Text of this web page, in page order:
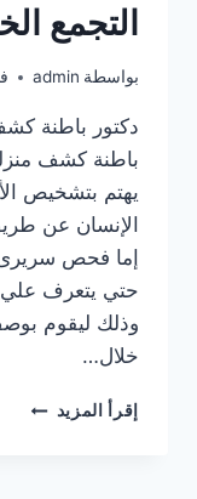
التجمع
بواسطة admin
دكتور باطنة
باطنة كشف
يهتم بتشخيص
الإنسان عن
إما فحص سريرى
حتي يتعرف علي
وذلك ليقوم
خلال…
إقرأ المزيد دكتور